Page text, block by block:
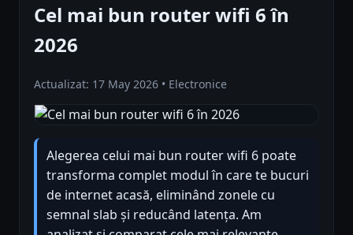
Cel mai bun router wifi 6 în
2026
Actualizat: 17 May 2026 • Electronice
Alegerea celui mai bun router wifi 6 poate
transforma complet modul în care te bucuri
de internet acasă, eliminând zonele cu
semnal slab și reducând latența. Am